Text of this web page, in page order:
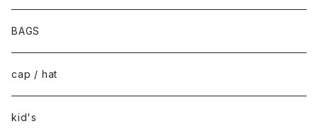
BAGS
cap / hat
kid's